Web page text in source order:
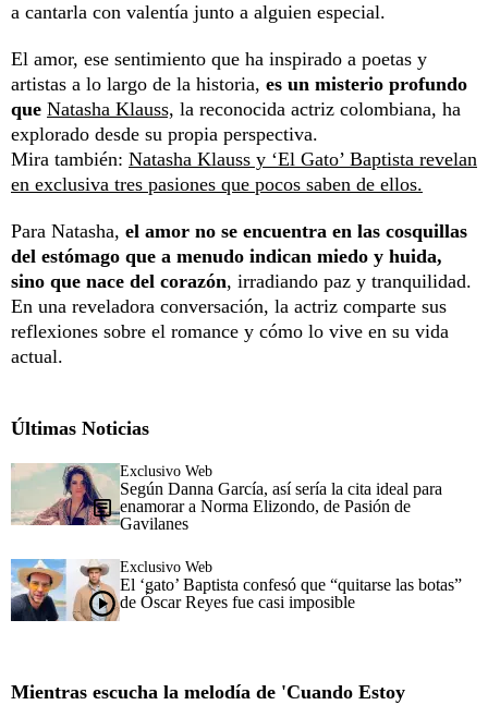
a cantarla con valentía junto a alguien especial.
El amor, ese sentimiento que ha inspirado a poetas y
artistas a lo largo de la historia, es un misterio profundo
que Natasha Klauss, la reconocida actriz colombiana, ha
explorado desde su propia perspectiva.
Mira también: Natasha Klauss y ‘El Gato’ Baptista revelan
en exclusiva tres pasiones que pocos saben de ellos.
Para Natasha, el amor no se encuentra en las cosquillas
del estómago que a menudo indican miedo y huida,
sino que nace del corazón, irradiando paz y tranquilidad.
En una reveladora conversación, la actriz comparte sus
reflexiones sobre el romance y cómo lo vive en su vida
actual.
Últimas Noticias
Exclusivo Web
Según Danna García, así sería la cita ideal para
enamorar a Norma Elizondo, de Pasión de
Gavilanes
Exclusivo Web
El ‘gato’ Baptista confesó que “quitarse las botas”
de Óscar Reyes fue casi imposible
Mientras escucha la melodía de 'Cuando Estoy